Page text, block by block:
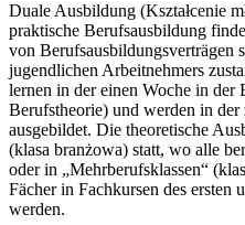
Duale Ausbildung (Kształcenie
praktische Berufsausbildung
von Berufsausbildungsverträgen
jugendlichen Arbeitnehmers
lernen in der einen Woche in
Berufstheorie) und werden in
ausgebildet. Die theoretische
(klasa branżowa) statt, wo alle
oder in „Mehrberufsklassen“
Fächer in Fachkursen des ersten
werden.